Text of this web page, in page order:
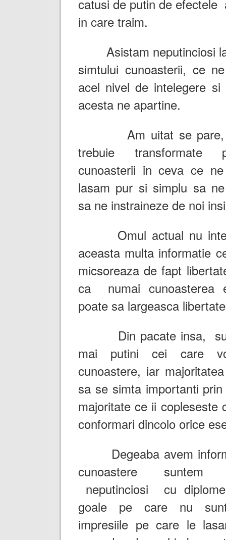
catusi de putin de efectele
in care traim.
Asistam neputinciosi la
simtului cunoasterii, ce
acel nivel de intelegere
acesta ne apartine.
Am uitat se pare,
trebuie transformate
cunoasterii in ceva ce
lasam pur si simplu sa
sa ne instraineze de noi
Omul actual nu
aceasta multa informatie
micsoreaza de fapt
ca numai cunoasterea
poate sa largeasca
Din pacate insa,
mai putini cei care
cunoastere, iar
sa se simta importanti
majoritate ce ii copleseste
conformari dincolo orice
Degeaba avem
cunoastere
neputinciosi cu
goale pe care nu
impresiile pe care le